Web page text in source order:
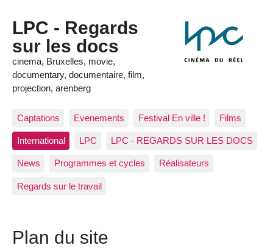
LPC - Regards
sur les docs
cinema, Bruxelles, movie,
documentary, documentaire, film,
projection, arenberg
Captations Evenements Festival En ville ! Films
International LPC LPC - REGARDS SUR LES DOCS
News Programmes et cycles Réalisateurs
Regards sur le travail
Plan du site